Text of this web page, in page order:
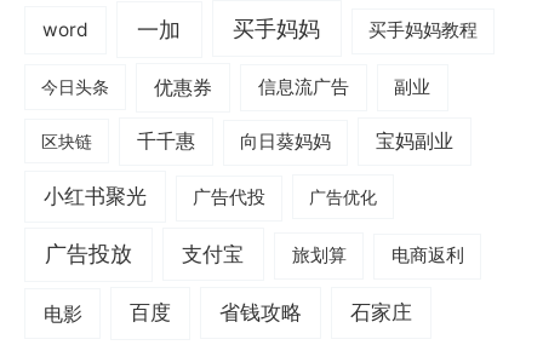
word 一加 买手妈妈 买手妈妈教程
今日头条 优惠券 信息流广告 副业
区块链 千千惠 向日葵妈妈 宝妈副业
小红书聚光 广告代投 广告优化
广告投放 支付宝 旅划算 电商返利
电影 百度 省钱攻略 石家庄